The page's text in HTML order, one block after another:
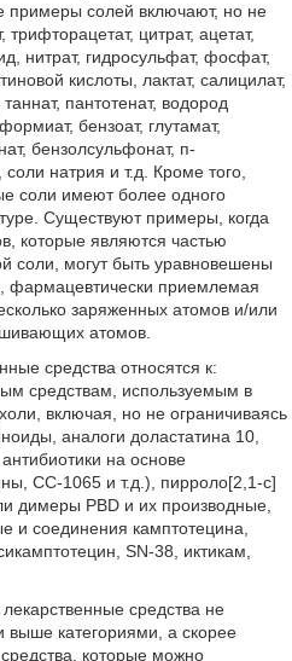
примеры солей включают, но не
цитрат, ацетат,
нитрат, гидросульфат, фосфат,
кислоты, лактат, салицилат,
пантотенат, водород
бензоат, глутамат,
бензолсульфонат, п-
натрия и т.д. Кроме того,
соли имеют более одного
Существуют примеры, когда
которые являются частью
соли, могут быть уравновешены
фармацевтически приемлемая
заряженных атомов и/или
атомов.
средства относятся к:
средствам, используемым в
включая, но не ограничиваясь
аналоги доластатина 10,
на основе
CC-1065 и т.д.), пирроло[2,1-c]
димеры PBD и их производные,
и соединения камптотецина,
SN-38, иктикам,
средства не
выше категориями, а скорее
которые можно